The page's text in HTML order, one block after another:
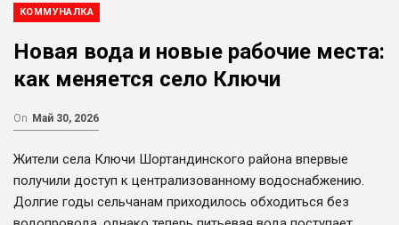
КОММУНАЛКА
Новая вода и новые рабочие места:
как меняется село Ключи
On Май 30, 2026
Жители села Ключи Шортандинского района впервые
получили доступ к централизованному водоснабжению.
Долгие годы сельчанам приходилось обходиться без